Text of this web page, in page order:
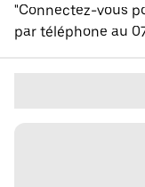
"Connectez-vous
par téléphone au